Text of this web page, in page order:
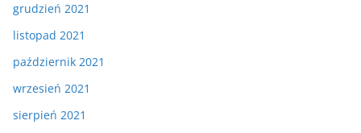
grudzień 2021
listopad 2021
październik 2021
wrzesień 2021
sierpień 2021